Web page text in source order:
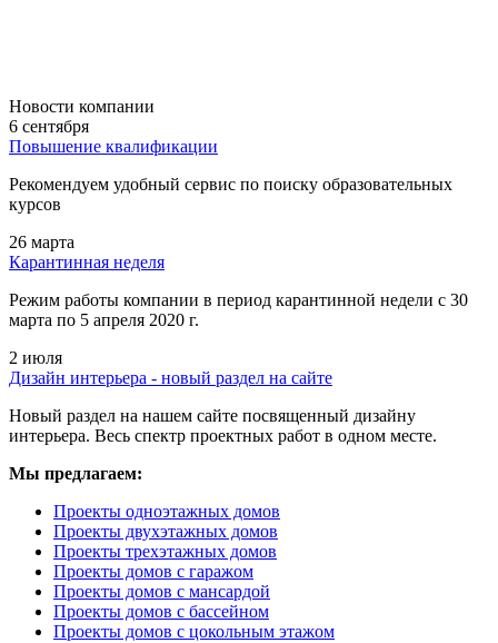
Новости компании
6 сентября
Повышение квалификации
Рекомендуем удобный сервис по поиску образовательных
курсов
26 марта
Карантинная неделя
Режим работы компании в период карантинной недели c 30
марта по 5 апреля 2020 г.
2 июля
Дизайн интерьера - новый раздел на сайте
Новый раздел на нашем сайте посвященный дизайну
интерьера. Весь спектр проектных работ в одном месте.
Мы предлагаем:
Проекты одноэтажных домов
Проекты двухэтажных домов
Проекты трехэтажных домов
Проекты домов с гаражом
Проекты домов с мансардой
Проекты домов с бассейном
Проекты домов с цокольным этажом